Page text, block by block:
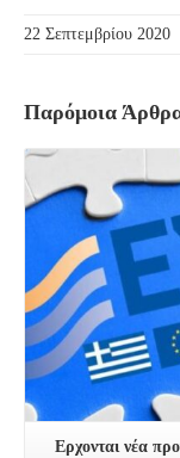
22 Σεπτεμβρίου 2020
Παρόμοια
Ερχονται νέα